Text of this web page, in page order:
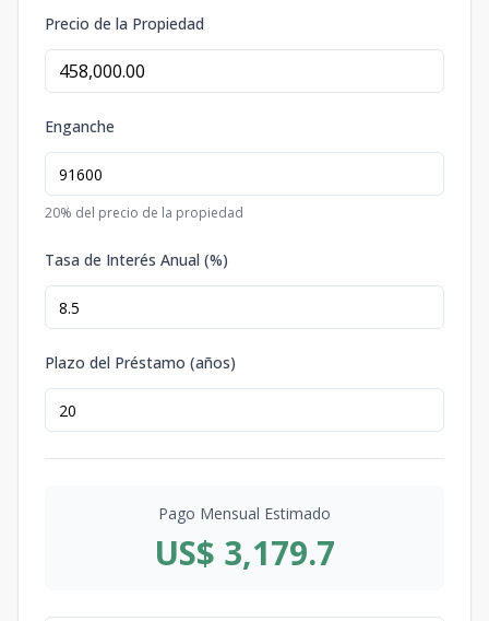
Precio de la Propiedad
Enganche
20% del precio de la propiedad
Tasa de Interés Anual (%)
Plazo del Préstamo (años)
Pago Mensual Estimado
US$ 3,179.7